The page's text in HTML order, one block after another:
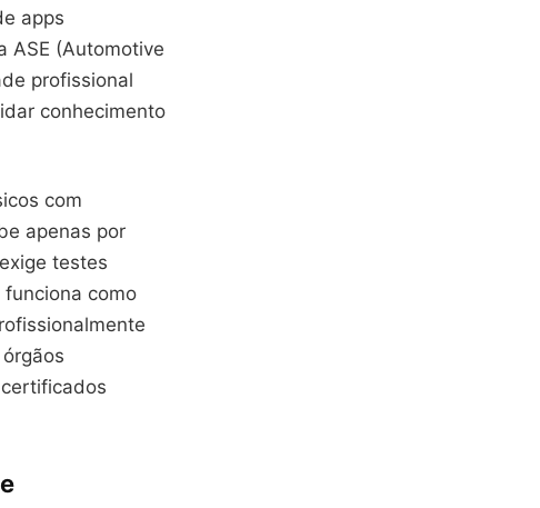
apps
ASE (Automotive
profissional
conhecimento
com
apenas por
testes
como